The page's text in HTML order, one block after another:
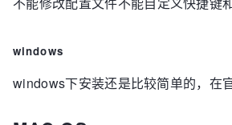
windows
windows下安装还是比较简单的，在